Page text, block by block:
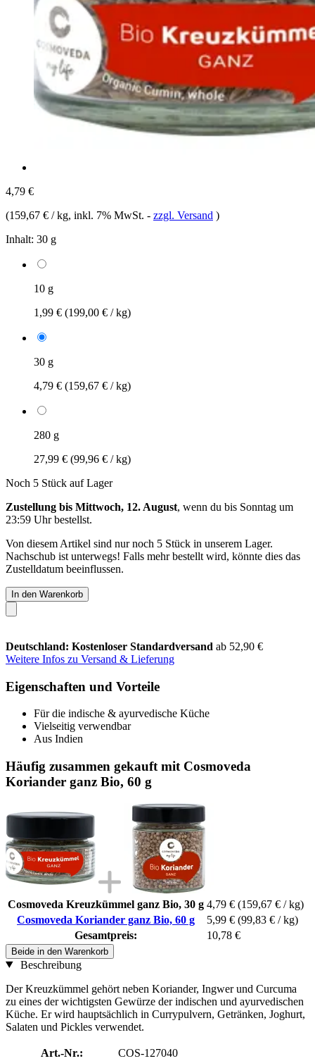
4,79 €
(159,67 € / kg, inkl. 7% MwSt. - zzgl. Versand )
Inhalt: 30 g
10 g
1,99 € (199,00 € / kg)
30 g
4,79 € (159,67 € / kg)
280 g
27,99 € (99,96 € / kg)
Noch 5 Stück auf Lager
Zustellung bis Mittwoch, 12. August, wenn du bis Sonntag um
23:59 Uhrbestellst.
Von diesem Artikel sind nur noch 5 Stück in unserem Lager.
Nachschub ist unterwegs! Falls mehr bestellt wird, könnte dies das
Zustelldatum beeinflussen.
In den Warenkorb
Deutschland: Kostenloser Standardversand ab 52,90 €
Weitere Infos zu Versand & Lieferung
Eigenschaften und Vorteile
Für die indische & ayurvedische Küche
Vielseitig verwendbar
Aus Indien
Häufig zusammen gekauft mit Cosmoveda
Koriander ganz Bio, 60 g
Cosmoveda Kreuzkümmel ganz Bio, 30 g 4,79 € (159,67 € / kg)
Cosmoveda Koriander ganz Bio, 60 g
5,99 € (99,83 € / kg)
Gesamtpreis:
10,78 €
Beide in den Warenkorb
Beschreibung
Der Kreuzkümmel gehört neben Koriander, Ingwer und Curcuma
zu eines der wichtigsten Gewürze der indischen und ayurvedischen
Küche. Er wird hauptsächlich in Currypulvern, Getränken, Joghurt,
Salaten und Pickles verwendet.
Art.-Nr.:
COS-127040